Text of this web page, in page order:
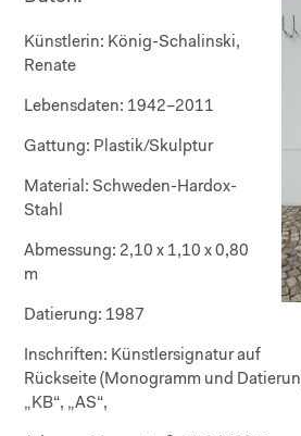
Künstlerin: König-Schalinski,
Renate
Lebensdaten: 1942–2011
Gattung: Plastik/Skulptur
Material: Schweden-Hardox-
Stahl
Abmessung: 2,10 x 1,10 x 0,80
m
Datierung: 1987
Inschriften: Künstlersignatur auf
Rückseite (Monogramm und
„KB“, „AS“,